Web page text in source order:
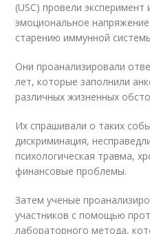
(USC) провели
эмоциональное
старению иммунной
Они проанализировали
лет, которые заполнили
различных жизненных
Их спрашивали о таких
дискриминация,
психологическая травма,
финансовые проблемы.
Затем ученые
участников с помощью
лабораторного метода,